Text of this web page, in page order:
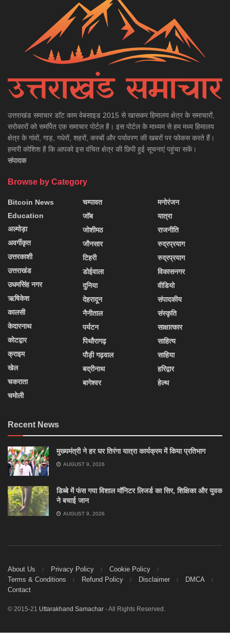
उत्तराखंड समाचार डाॅट काम वेबसाइड 2015 से खासकर हिमालय क्षेत्र के समाचारों,
सरोकारों को समर्पित एक समाचार पोर्टल है। इस पोर्टल के माध्यम से हम मध्य हिमालय
क्षेत्र के गांवों, गाड़, गधेरों, शहरों, कस्बों और पर्यावरण की खबरों पर फोकस करते हैं।
हमारी कोशिश है कि आपको इस वंचित क्षेत्र की छिपी हुई सूचनाएं पहुंचा सकें।
संपादक
Browse by Category
Bitcoin News
Education
अल्मोड़ा
अवर्गीकृत
उत्तरकाशी
उत्तराखंड
उधमसिंह नगर
ऋषिकेश
कालसी
केदारनाथ
कोटद्वार
क्राइम
खेल
चकराता
चमोली
चम्पावत
जॉब
जोशीमठ
जौनसार
टिहरी
डोईवाला
दुनिया
देहरादून
नैनीताल
पर्यटन
पिथौरागढ़
पौड़ी गढ़वाल
बद्रीनाथ
बागेश्वर
मनोरंजन
यात्रा
राजनीति
रुद्रप्रयाग
रुद्रप्रयाग
विकासनगर
वीडियो
संपादकीय
संस्कृति
साक्षात्कार
साहित्य
साहिया
हरिद्वार
हेल्थ
Recent News
मुख्यमंत्री ने हर घर तिरंगा यात्रा कार्यक्रम में किया प्रतिभाग
AUGUST 9, 2026
डिब्बे में फंस गया विशाल मॉनिटर लिजर्ड का सिर, शिक्षिका और युवक
ने बचाई जान
AUGUST 9, 2026
About Us Privacy Policy
Cookie Policy
Terms & Conditions
Refund Policy Disclaimer
DMCA
Contact
© 2015-21 Uttarakhand Samachar - All Rights Reserved.